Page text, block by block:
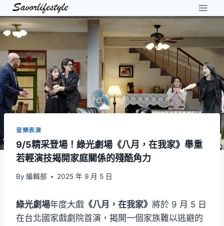
Skip
to
content
音樂表演
9/5精采登場！綠光劇場《八月，在我家》舉重
若輕演技揭開家庭關係的殘酷角力
By 編輯部 2025 年 9 月 5 日
綠光劇場年度大戲 《八月，在我家》 將於 9 月 5 日
在台北國家戲劇院首演，揭開一個家族難以逃避的